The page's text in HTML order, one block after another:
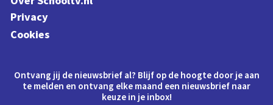
Privacy
Cookies
Ontvang jij de nieuwsbrief al? Blijf op de hoogte door je aan
te melden en ontvang elke maand een nieuwsbrief naar
keuze in je inbox!